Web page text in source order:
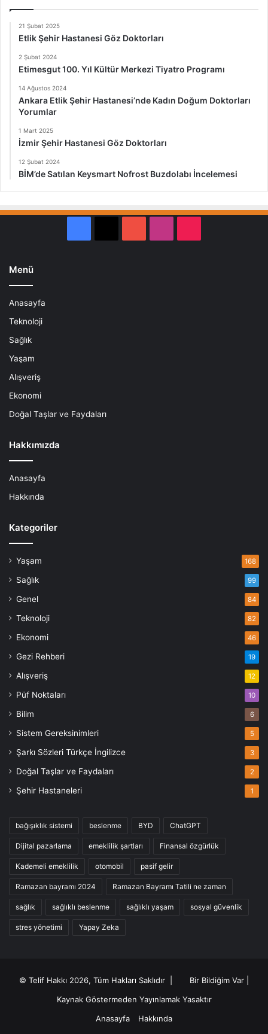
21 Şubat 2025
Etlik Şehir Hastanesi Göz Doktorları
2 Şubat 2024
Etimesgut 100. Yıl Kültür Merkezi Tiyatro Programı
14 Ağustos 2024
Ankara Etlik Şehir Hastanesi’nde Kadın Doğum Doktorları
Yorumlar
1 Mart 2025
İzmir Şehir Hastanesi Göz Doktorları
12 Şubat 2024
BİM’de Satılan Keysmart Nofrost Buzdolabı İncelemesi
Menü
Anasayfa
Teknoloji
Sağlık
Yaşam
Alışveriş
Ekonomi
Doğal Taşlar ve Faydaları
Hakkımızda
Anasayfa
Hakkında
Kategoriler
Yaşam 168
Sağlık 99
Genel 84
Teknoloji 82
Ekonomi 46
Gezi Rehberi 19
Alışveriş 12
Püf Noktaları 10
Bilim 6
Sistem Gereksinimleri 5
Şarkı Sözleri Türkçe İngilizce 3
Doğal Taşlar ve Faydaları 2
Şehir Hastaneleri 1
bağışıklık sistemi beslenme BYD ChatGPT
Dijital pazarlama emeklilik şartları Finansal özgürlük
Kademeli emeklilik otomobil pasif gelir
Ramazan bayramı 2024 Ramazan Bayramı Tatili ne zaman
sağlık sağlıklı beslenme sağlıklı yaşam sosyal güvenlik
stres yönetimi Yapay Zeka
© Telif Hakkı 2026, Tüm Hakları Saklıdır | Bir Bildiğim Var
Kaynak Göstermeden Yayınlamak Yasaktır
Anasayfa
Hakkında